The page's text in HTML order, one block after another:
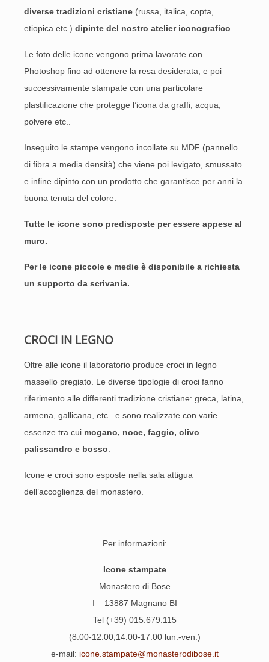
diverse tradizioni cristiane (russa, italica, copta,
etiopica etc.) dipinte del nostro atelier iconografico
Le foto delle icone vengono prima lavorate con
Photoshop fino ad ottenere la resa desiderata, e poi
successivamente stampate con una particolare
plastificazione che protegge l’icona da graffi, acqua,
polvere etc..
Inseguito le stampe vengono incollate su MDF (pannello
di fibra a media densità) che viene poi levigato, smussato
e infine dipinto con un prodotto che garantisce per anni la
buona tenuta del colore.
Tutte le icone sono predisposte per essere appese al
muro.
Per le icone piccole e medie è disponibile a richiesta
un supporto da scrivania.
CROCI IN LEGNO
Oltre alle icone il laboratorio produce croci in legno
massello pregiato. Le diverse tipologie di croci fanno
riferimento alle differenti tradizione cristiane: greca, latina,
armena, gallicana, etc.. e sono realizzate con varie
essenze tra cui mogano, noce, faggio, olivo
palissandro e bosso
Icone e croci sono esposte nella sala attigua
dell’accoglienza del monastero.
Per informazioni:
Icone stampate
Monastero di Bose
I – 13887 Magnano BI
Tel (+39) 015.679.115
(8.00-12.00;14.00-17.00 lun.-ven.)
e-mail: icone.stampate@monasterodibose.it